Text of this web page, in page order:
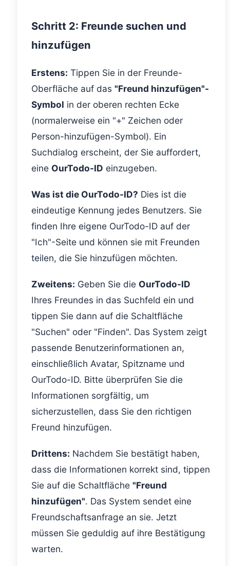
Schritt 2: Freunde suchen und
hinzufügen
Erstens: Tippen Sie in der Freunde-
Oberfläche auf das "Freund hinzufügen"-
Symbol in der oberen rechten Ecke
(normalerweise ein "+" Zeichen oder
Person-hinzufügen-Symbol). Ein
Suchdialog erscheint, der Sie auffordert,
eine OurTodo-ID einzugeben.
Was ist die OurTodo-ID? Dies ist die
eindeutige Kennung jedes Benutzers. Sie
finden Ihre eigene OurTodo-ID auf der
"Ich"-Seite und können sie mit Freunden
teilen, die Sie hinzufügen möchten.
Zweitens: Geben Sie die OurTodo-ID
Ihres Freundes in das Suchfeld ein und
tippen Sie dann auf die Schaltfläche
"Suchen" oder "Finden". Das System zeigt
passende Benutzerinformationen an,
einschließlich Avatar, Spitzname und
OurTodo-ID. Bitte überprüfen Sie die
Informationen sorgfältig, um
sicherzustellen, dass Sie den richtigen
Freund hinzufügen.
Drittens: Nachdem Sie bestätigt haben,
dass die Informationen korrekt sind, tippen
Sie auf die Schaltfläche "Freund
hinzufügen". Das System sendet eine
Freundschaftsanfrage an sie. Jetzt
müssen Sie geduldig auf ihre Bestätigung
warten.